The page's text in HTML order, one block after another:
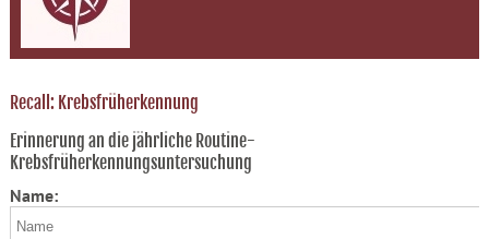
Recall: Krebsfrüherkennung
Erinnerung an die jährliche Routine-
Krebsfrüherkennungsuntersuchung
Name: